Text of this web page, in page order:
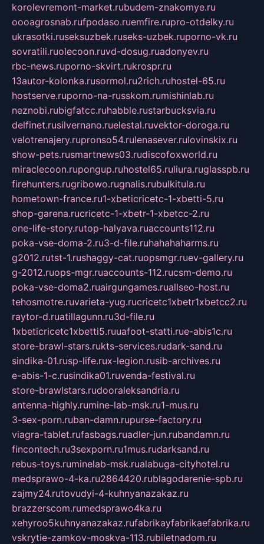
korolevremont-market.rubudem-znakomye.ru
oooagrosnab.rufpodaso.ruemfire.rupro-otdelky.ru
ukrasotki.ruseksuzbek.ruseks-uzbek.ruporno-vk.ru
sovratili.ruolecoon.ruvd-dosug.ruadonyev.ru
rbc-news.ruporno-skvirt.rukrospr.ru
13autor-kolonka.rusormol.ru2rich.ruhostel-65.ru
hostserve.ruporno-na-russkom.rumishinlab.ru
neznobi.rubigfatcc.ruhabble.rustarbucksvia.ru
delfinet.rusilvernano.ruelestal.ruvektor-doroga.ru
velotrenajery.rupronso54.rulenasever.rulovinskix.ru
show-pets.rusmartnews03.rudiscofoxworld.ru
miraclecoon.rupongup.ruhostel65.ruliura.ruglasspb.ru
firehunters.rugribowo.rugnalis.rubulkitula.ru
hometown-france.ru1-xbeticricetc-1-xbetti-5.ru
shop-garena.rucricetc-1-xbetr-1-xbetcc-2.ru
one-life-story.rutop-halyava.ruaccounts112.ru
poka-vse-doma-2.ru3-d-file.ruhahahaharms.ru
g2012.rutst-1.rushaggy-cat.ruopsmgr.ruev-gallery.ru
g-2012.ruops-mgr.ruaccounts-112.rucsm-demo.ru
poka-vse-doma2.ruairgungames.ruallseo-host.ru
tehosmotre.ruvarieta-yug.rucricetc1xbetr1xbetcc2.ru
raytor-d.ruatillagunn.ru3d-file.ru
1xbeticricetc1xbetti5.ruuafoot-statti.rue-abis1c.ru
store-brawl-stars.rukts-services.rudark-sand.ru
sindika-01.rusp-life.rux-legion.rusib-archives.ru
e-abis-1-c.rusindika01.ruvenda-festival.ru
store-brawlstars.rudooraleksandria.ru
antenna-highly.rumine-lab-msk.ru1-mus.ru
3-sex-porn.ruban-damn.rupurse-factory.ru
viagra-tablet.rufasbags.ruadler-jun.rubandamn.ru
fincontech.ru3sexporn.ru1mus.rudarksand.ru
rebus-toys.ruminelab-msk.rualabuga-cityhotel.ru
medsprawo-4-ka.ru2864420.rublagodarenie-spb.ru
zajmy24.rutovudyi-4-kuhnyanazakaz.ru
brazzerscom.rumedsprawo4ka.ru
xehyroo5kuhnyanazakaz.rufabrikayfabrikaefabrika.ru
vskrytie-zamkov-moskva-113.rubiletnadom.ru